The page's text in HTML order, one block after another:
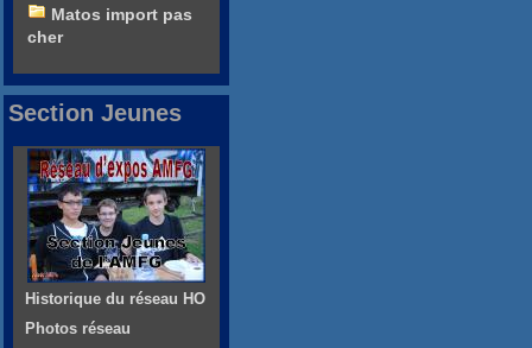
Matos import pas
cher
Section Jeunes
Historique du réseau HO
Photos réseau